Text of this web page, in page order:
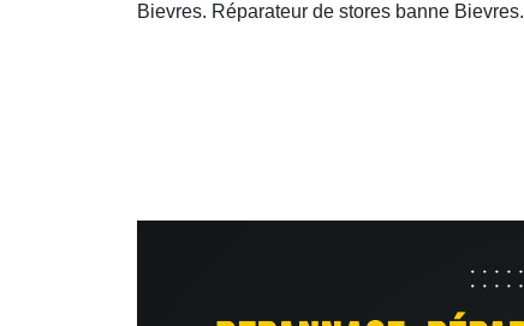
Bievres. Réparateur de stores banne Bievres.